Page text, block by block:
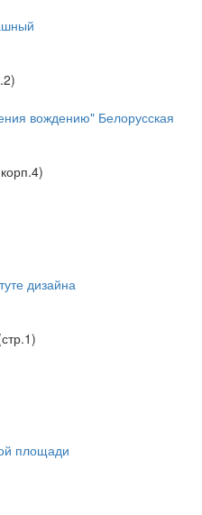
вождению" Белорусская
дизайна
площади